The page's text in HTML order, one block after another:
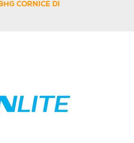
CORNICE DI